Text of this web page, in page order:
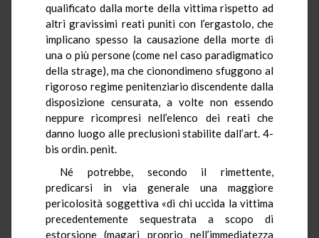
qualificato dalla morte della vittima rispetto ad
altri gravissimi reati puniti con l’ergastolo, che
implicano spesso la causazione della morte di
una o più persone (come nel caso paradigmatico
della strage), ma che cionondimeno sfuggono al
rigoroso regime penitenziario discendente dalla
disposizione censurata, a volte non essendo
neppure ricompresi nell’elenco dei reati che
danno luogo alle preclusioni stabilite dall’art. 4-
bis ordin. penit.
Né potrebbe, secondo il rimettente,
predicarsi in via generale una maggiore
pericolosità soggettiva «di chi uccida la vittima
precedentemente sequestrata a scopo di
estorsione (magari proprio nell’immediatezza